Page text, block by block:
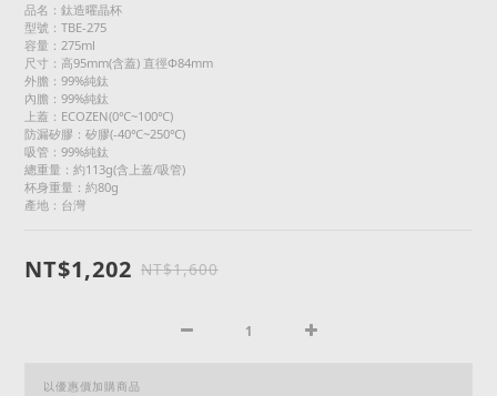
品名：鈦造曜晶杯
型號：TBE-275
容量：275ml
尺寸：高95mm(含蓋) 直徑Φ84mm
外膽：99%純鈦
內膽：99%純鈦
上蓋：ECOZEN(0℃~100℃)
防漏矽膠：矽膠(-40℃~250℃)
吸管：99%純鈦
總重量：約113g(含上蓋/吸管)
杯身重量：約80g
產地：台灣
NT$1,202 NT$1,600
以優惠價加購商品